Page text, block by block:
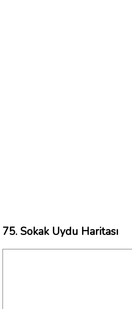
75. Sokak Uydu Haritası